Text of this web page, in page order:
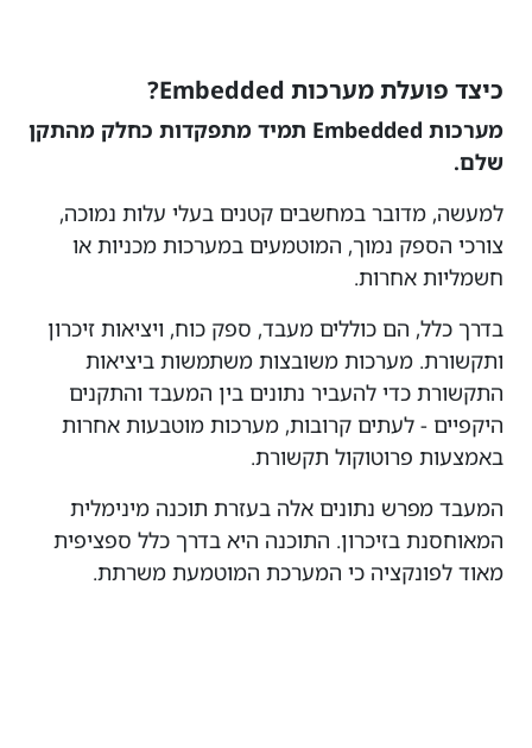
כיצד פועלת מערכות Embedded?
מערכות Embedded תמיד מתפקדות כחלק מהתקן
שלם.
למעשה, מדובר במחשבים קטנים בעלי עלות נמוכה,
צורכי הספק נמוך, המוטמעים במערכות מכניות או
חשמליות אחרות.
בדרך כלל, הם כוללים מעבד, ספק כוח, ויציאות זיכרון
ותקשורת. מערכות משובצות משתמשות ביציאות
התקשורת כדי להעביר נתונים בין המעבד והתקנים
היקפיים - לעתים קרובות, מערכות מוטבעות אחרות
באמצעות פרוטוקול תקשורת.
המעבד מפרש נתונים אלה בעזרת תוכנה מינימלית
המאוחסנת בזיכרון. התוכנה היא בדרך כלל ספציפית
מאוד לפונקציה כי המערכת המוטמעת משרתת.